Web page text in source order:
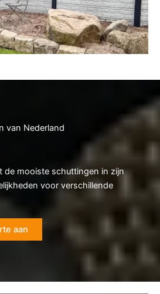
van Nederland
de mooiste schuttingen in zijn
voor verschillende
aan